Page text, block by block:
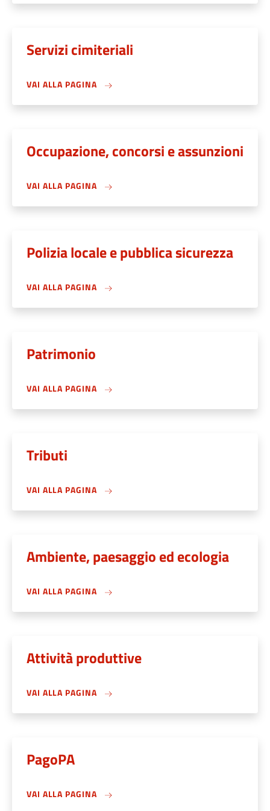
Servizi cimiteriali
VAI ALLA PAGINA
Occupazione, concorsi e assunzioni
VAI ALLA PAGINA
Polizia locale e pubblica sicurezza
VAI ALLA PAGINA
Patrimonio
VAI ALLA PAGINA
Tributi
VAI ALLA PAGINA
Ambiente, paesaggio ed ecologia
VAI ALLA PAGINA
Attività produttive
VAI ALLA PAGINA
PagoPA
VAI ALLA PAGINA